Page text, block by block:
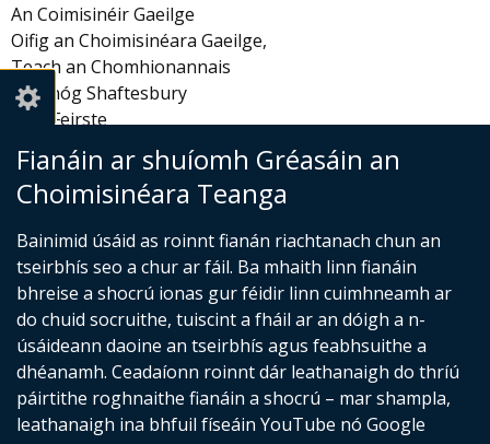
Fianáin ar shuíomh Gréasáin an
Choimisinéara Teanga
Bainimid úsáid as roinnt fianán riachtanach chun an
tseirbhís seo a chur ar fáil. Ba mhaith linn fianáin
bhreise a shocrú ionas gur féidir linn cuimhneamh ar
do chuid socruithe, tuiscint a fháil ar an dóigh a n-
úsáideann daoine an tseirbhís agus feabhsuithe a
dhéanamh. Ceadaíonn roinnt dár leathanaigh do thríú
páirtithe roghnaithe fianáin a shocrú – mar shampla,
leathanaigh ina bhfuil físeáin YouTube nó Google
An Coimisinéir Gaeilge
Oifig an Choimisinéara Gaeilge,
Teach an Chomhionannais
Cearnóg Shaftesbury
Béal Feirste
BT2 7DP
eolas@coimisineir.org
Tá an suíomh idirlín seo á thógáil faoi láthair. Ar a
chríochnú, beidh leabharlann d’fhoinsí úsáideacha a
bhaineann le saincheisteanna teangacha mionlaigh le
fáil air. Don am i láthair, iarrtar ort amharc ar na
buntéacsanna seo a leanas:
Comhaontú Aoine an Chéasta(external
link
opens
An Chairt Eorpach um Theangacha Réigiúnacha nó
Mionlaigh (external